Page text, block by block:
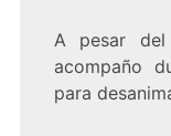
A pesar
acompaño
para